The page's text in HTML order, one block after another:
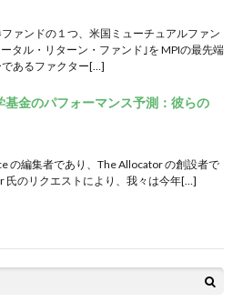
ァンドの１つ、米国ミューチュアルファン
ータル・リターン・ファンド｣を MPIの最先端
あるファクター[…]
基金のパフォーマンス予測：彼らの
の編集者であり、The Allocator の創設者で
氏のリクエストにより、我々は今年[…]